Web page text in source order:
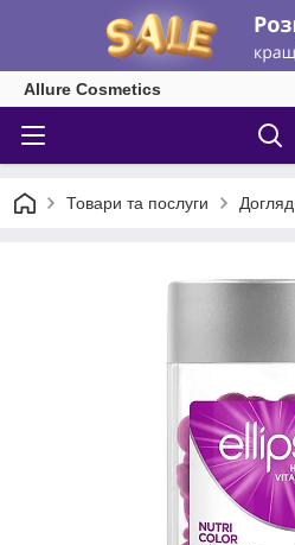
Allure Cosmetics
Товари та послуги